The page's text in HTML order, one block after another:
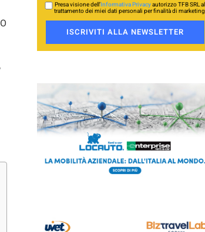
Presa visione dell’Informativa Privacyautorizzo TFB SRL al
trattamento dei miei dati personali per finalità di marketing
ISCRIVITI ALLA NEWSLETTER